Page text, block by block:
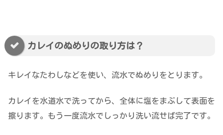
カレイのぬめりの取り方は？
キレイなたわしなどを使い、流水でぬめりをとります。
カレイを水道水で洗ってから、全体に塩をまぶして表面を
擦ります。もう一度流水でしっかり洗い流せば完了です。